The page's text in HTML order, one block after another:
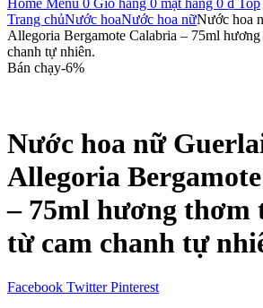
Home Menu 0 Giỏ hàng 0 mặt hàng 0 ₫ Top
Trang chủNước hoaNước hoa nữNước hoa
Allegoria Bergamote Calabria – 75ml
chanh tự nhiên.
Bán chạy-6%
Nước hoa nữ
Allegoria
– 75ml hương thơm
từ cam chanh tự
Facebook Twitter Pinterest